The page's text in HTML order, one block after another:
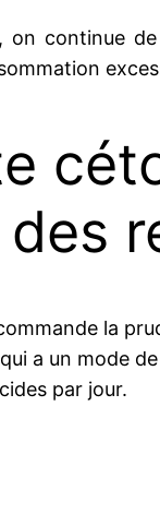
on continue
la
a un mode
par jour.